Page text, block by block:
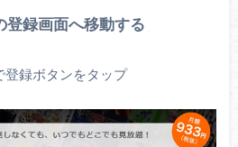
登録画面へ移動する
録ボタンをタップ